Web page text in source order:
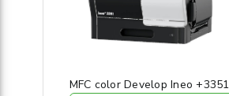
MFC color Develop Ineo +3351